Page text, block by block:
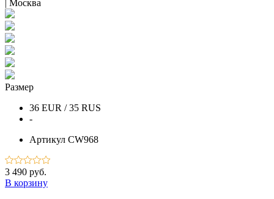
Размер
36 EUR / 35 RUS
-
Артикул CW968
3 490 руб.
В корзину